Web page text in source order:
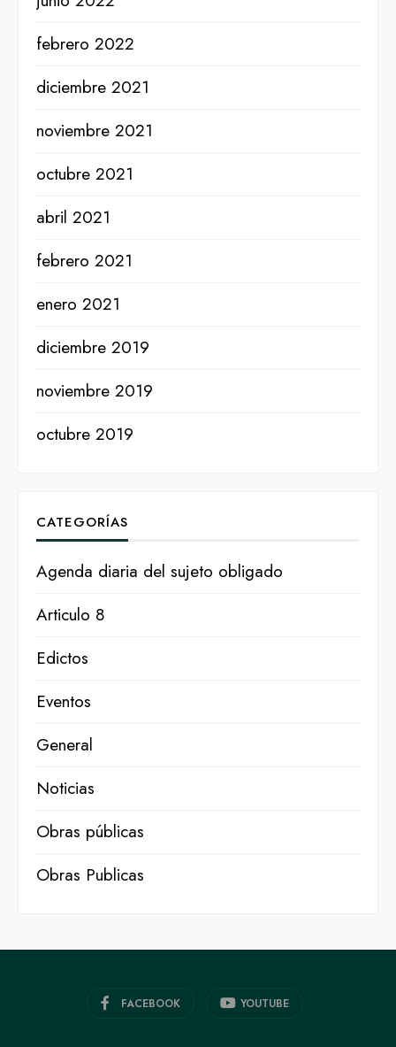
febrero 2022
diciembre 2021
noviembre 2021
octubre 2021
abril 2021
febrero 2021
enero 2021
diciembre 2019
noviembre 2019
octubre 2019
CATEGORÍAS
Agenda diaria del sujeto obligado
Articulo 8
Edictos
Eventos
General
Noticias
Obras públicas
Obras Publicas
FACEBOOK YOUTUBE